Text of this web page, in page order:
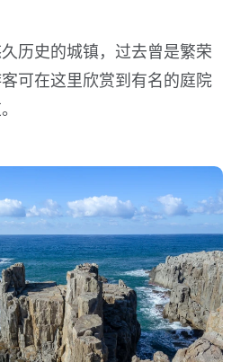
历史的城镇，过去曾是繁荣
可在这里欣赏到有名的庭院